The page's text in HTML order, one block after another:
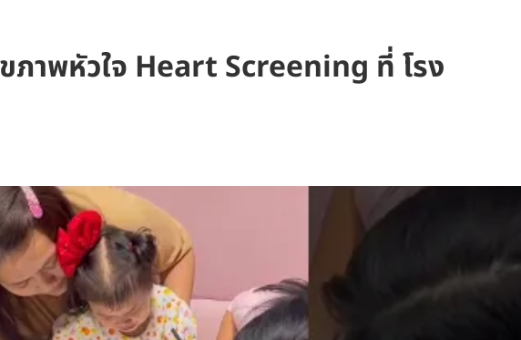
ภาพหัวใจ Heart Screening ที่ โรง